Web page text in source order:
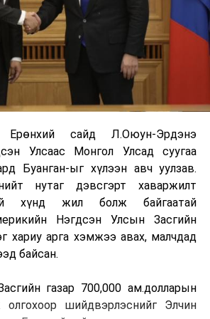
сайд Л.Оюун-Эрдэнэ
Улсаас Монгол Улсад суугаа
Буанган-ыг хүлээн авч уулзав.
нутаг дэвсгэрт хаваржилт
хүнд жил болж байгаатай
Нэгдсэн Улсын Засгийн
хариу арга хэмжээ авах, малчдад
байсан.
газар 700,000 ам.долларын
шийдвэрлэснийг Элчин